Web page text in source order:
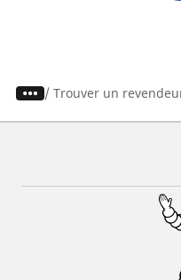
/ Trouver un